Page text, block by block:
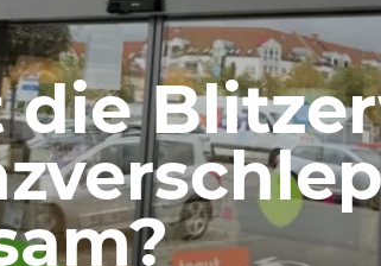
die